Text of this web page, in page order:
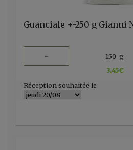
Guanciale +-250 g Gianni
- 150 g
3.45€
Réception souhaitée le